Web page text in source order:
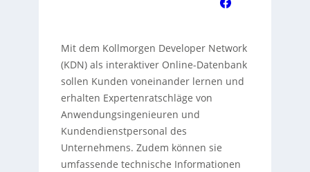
Mit dem Kollmorgen Developer Network
(KDN) als interaktiver Online-Datenbank
sollen Kunden voneinander lernen und
erhalten Expertenratschläge von
Anwendungsingenieuren und
Kundendienstpersonal des
Unternehmens. Zudem können sie
umfassende technische Informationen